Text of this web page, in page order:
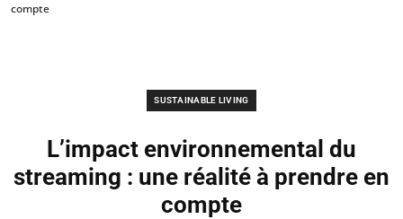
compte
SUSTAINABLE LIVING
L’impact environnemental du
streaming : une réalité à prendre en
compte